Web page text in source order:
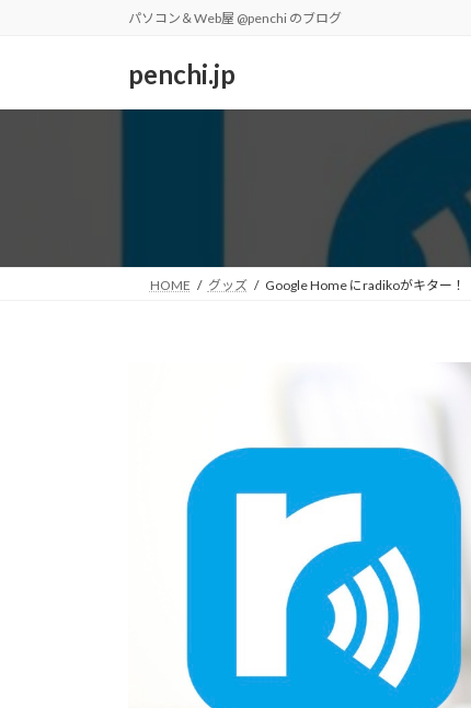
パソコン＆Web屋 @penchi のブログ
penchi.jp
HOME グッズ Google Home にradikoがキター！